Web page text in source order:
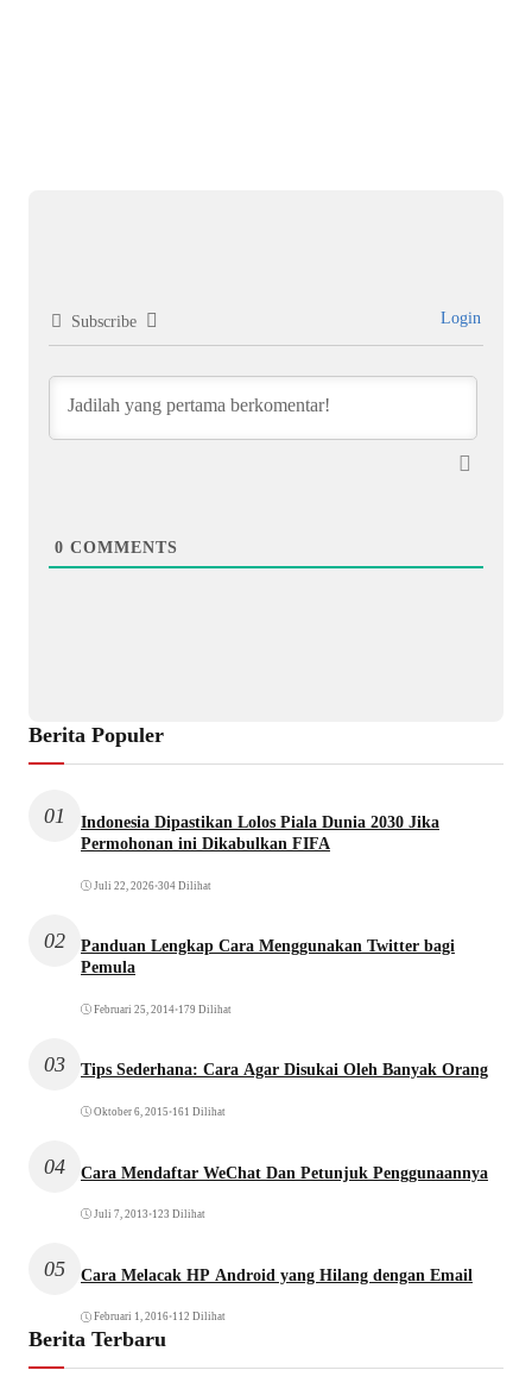
Subscribe Login
0 COMMENTS
Berita Populer
01
Indonesia Dipastikan Lolos Piala Dunia 2030 Jika
Permohonan ini Dikabulkan FIFA
Juli 22, 2026•304 Dilihat
02
Panduan Lengkap Cara Menggunakan Twitter bagi
Pemula
Februari 25, 2014•179 Dilihat
03 Tips Sederhana: Cara Agar Disukai Oleh Banyak Orang
Oktober 6, 2015 •161 Dilihat
04 Cara Mendaftar WeChat Dan Petunjuk Penggunaannya
Juli 7, 2013 •123 Dilihat
05 Cara Melacak HP Android yang Hilang dengan Email
Februari 1, 2016•112 Dilihat
Berita Terbaru